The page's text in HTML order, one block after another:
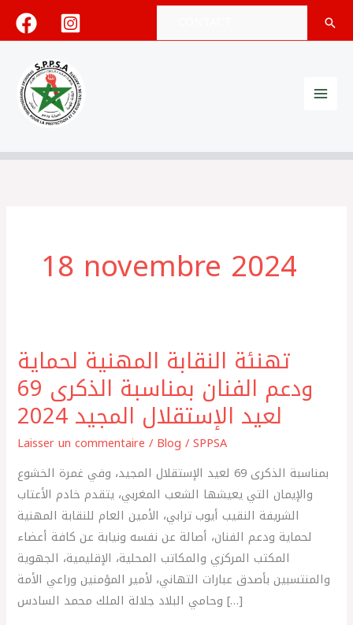
Aller
18 novembre 2024
تهنئة النقابة المهنية لحماية
ودعم الفنان بمناسبة الذكرى 69
لعيد الإستقلال المجيد 2024
Laisser un commentaire / Blog /SPPSA
بمناسبة الذكرى 69 لعيد الإستقلال المجيد، وفي غمرة الخشوع
والإيمان التي يعيشها الشعب المغربي، يتقدم خادم الأعتاب
الشريفة النقيب أيوب ترابي، الأمين العام للنقابة المهنية
لحماية ودعم الفنان، أصالة عن نفسه ونيابة عن كافة أعضاء
المكتب المركزي والمكاتب المحلية، الإقليمية، الجهوية
والمنتسبين بأصدق عبارات التهاني، لأمير المؤمنين وراعي الأمة
وحامي البلاد جلالة الملك محمد السادس […]
تهنئة
النقابة
المهنية
لحماية
ودعم
الفنان
بمناسبة
الذكرى
69
لعيد
الإستقلال
المجيد
2024